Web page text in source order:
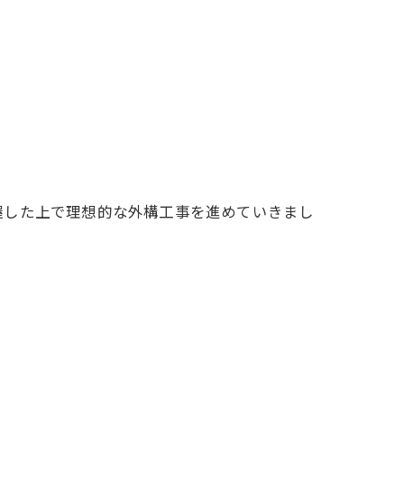
た上で理想的な外構工事を進めていきまし